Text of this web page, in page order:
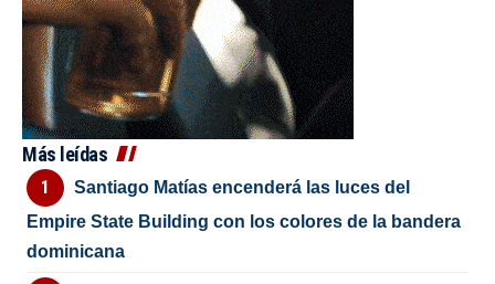
Más leídas
Santiago Matías encenderá las luces del
Empire State Building con los colores de la bandera
dominicana